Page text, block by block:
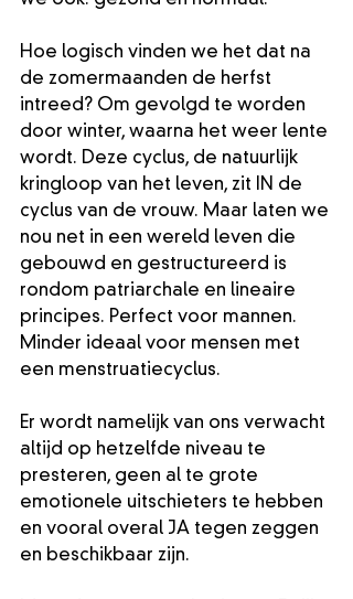
Hoe logisch vinden we het dat na
de zomermaanden de herfst
intreed? Om gevolgd te worden
door winter, waarna het weer lente
wordt. Deze cyclus, de natuurlijk
kringloop van het leven, zit IN de
cyclus van de vrouw. Maar laten we
nou net in een wereld leven die
gebouwd en gestructureerd is
rondom patriarchale en lineaire
principes. Perfect voor mannen.
Minder ideaal voor mensen met
een menstruatiecyclus.
Er wordt namelijk van ons verwacht
altijd op hetzelfde niveau te
presteren, geen al te grote
emotionele uitschieters te hebben
en vooral overal JA tegen zeggen
en beschikbaar zijn.